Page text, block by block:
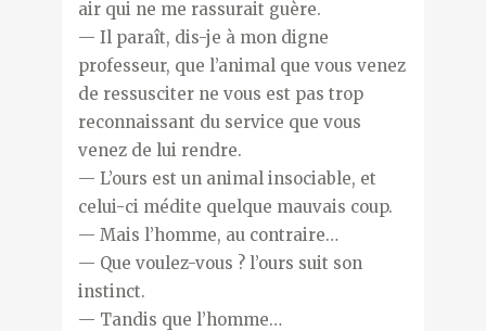
air qui ne me rassurait guère.
— Il paraît, dis-je à mon digne
professeur, que l’animal que vous venez
de ressusciter ne vous est pas trop
reconnaissant du service que vous
venez de lui rendre.
— L’ours est un animal insociable, et
celui-ci médite quelque mauvais coup.
— Mais l’homme, au contraire…
— Que voulez-vous ? l’ours suit son
instinct.
— Tandis que l’homme…